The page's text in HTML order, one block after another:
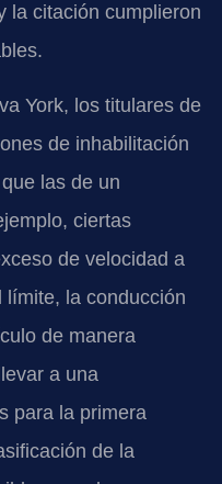
la citación cumplieron
York, los titulares de
de inhabilitación
las de un
ciertas
de velocidad a
límite, la conducción
de manera
a una
para la primera
de la